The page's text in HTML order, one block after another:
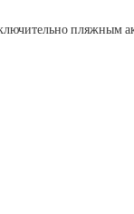
пляжным